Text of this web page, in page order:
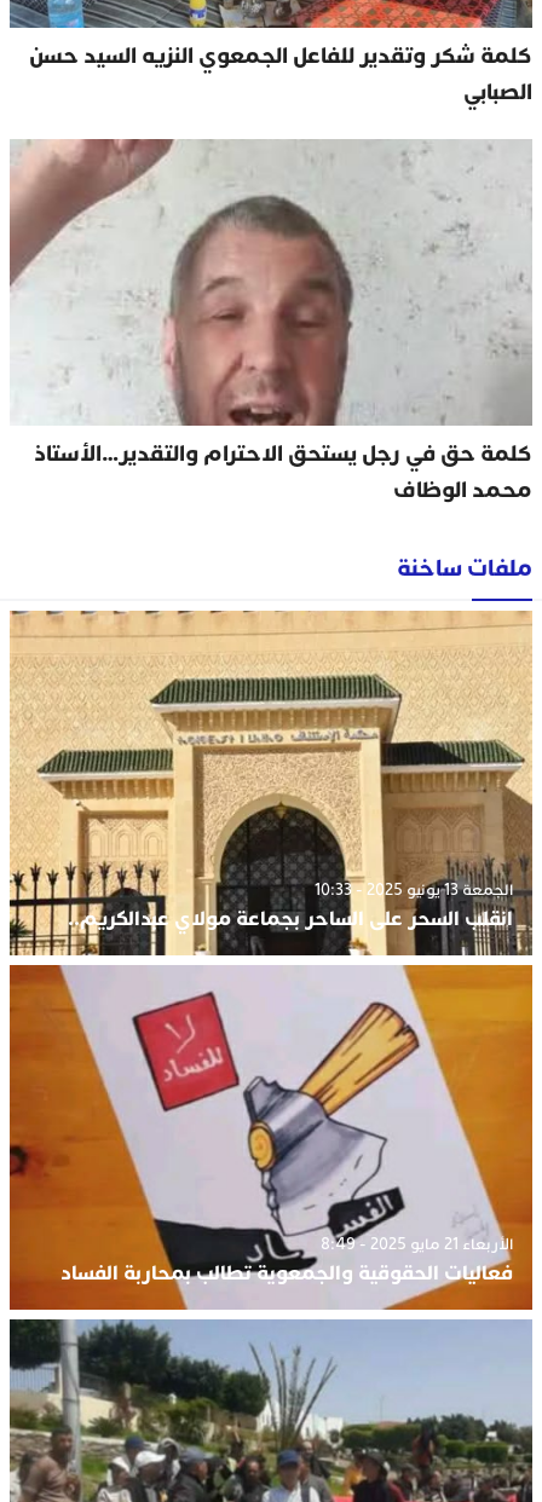
كلمة شكر وتقدير للفاعل الجمعوي النزيه السيد حسن
الصبابي
كلمة حق في رجل يستحق الاحترام والتقدير…الأستاذ
محمد الوظاف
ملفات ساخنة
الجمعة 13 يونيو 2025 - 10:33
انقلب السحر على الساحر بجماعة مولاي عبدالكريم..
الأربعاء 21 مايو 2025 - 8:49
فعاليات الحقوقية والجمعوية تطالب بمحاربة الفساد